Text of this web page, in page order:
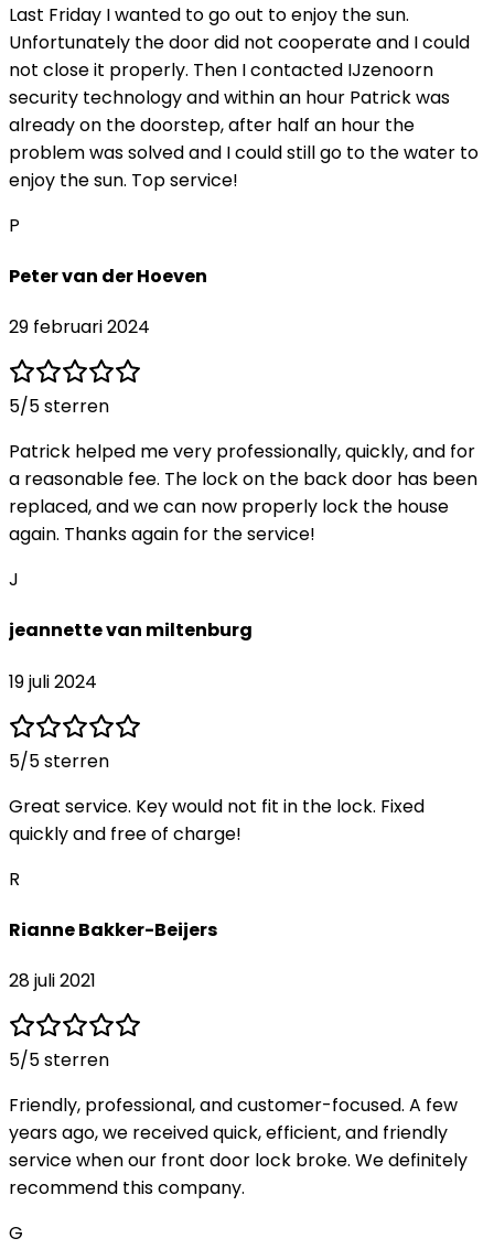
Last Friday I wanted to go out to enjoy the sun.
Unfortunately the door did not cooperate and I could
not close it properly. Then I contacted IJzenoorn
security technology and within an hour Patrick was
already on the doorstep, after half an hour the
problem was solved and I could still go to the water to
enjoy the sun. Top service!
P
Peter van der Hoeven
29 februari 2024
5/5 sterren
Patrick helped me very professionally, quickly, and for
a reasonable fee. The lock on the back door has been
replaced, and we can now properly lock the house
again. Thanks again for the service!
J
jeannette van miltenburg
19 juli 2024
5/5 sterren
Great service. Key would not fit in the lock. Fixed
quickly and free of charge!
R
Rianne Bakker-Beijers
28 juli 2021
5/5 sterren
Friendly, professional, and customer-focused. A few
years ago, we received quick, efficient, and friendly
service when our front door lock broke. We definitely
recommend this company.
G